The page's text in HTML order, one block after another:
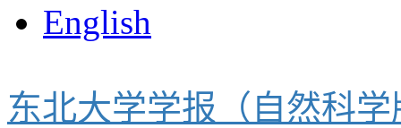
English
东北大学学报（自然科学